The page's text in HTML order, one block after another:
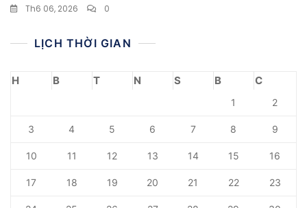
Th6 06, 2026
0
LỊCH THỜI GIAN
H B T N S B C
1 2
3 4 5 6 7 8 9
10 11 12 13 14 15 16
17 18 19 20 21 22 23